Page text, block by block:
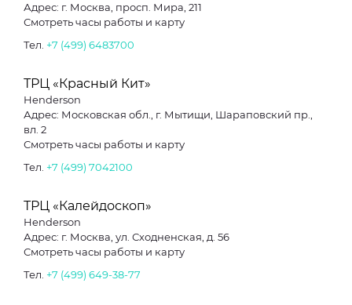
Адрес: г. Москва, просп. Мира, 211
Смотреть часы работы и карту
Тел. +7 (499) 6483700
ТРЦ «Красный Кит»
Henderson
Адрес: Московская обл., г. Мытищи, Шараповский пр.,
вл. 2
Смотреть часы работы и карту
Тел. +7 (499) 7042100
ТРЦ «Калейдоскоп»
Henderson
Адрес: г. Москва, ул. Сходненская, д. 56
Смотреть часы работы и карту
Тел. +7 (499) 649-38-77